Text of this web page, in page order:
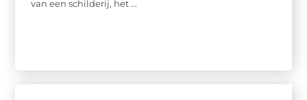
van een schilderij, het ...